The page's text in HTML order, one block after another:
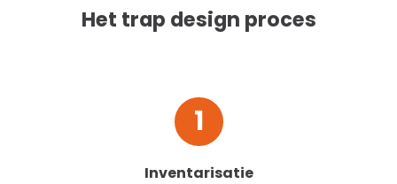
Het trap design proces
1
Inventarisatie